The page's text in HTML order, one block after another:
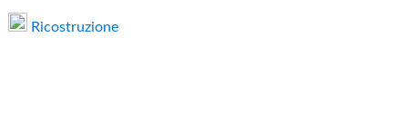
Ricostruzione